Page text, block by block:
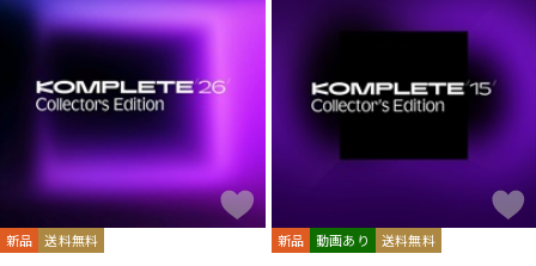
ドラム
キーボード
新品 送料無料 新品 動画あり 送料無料